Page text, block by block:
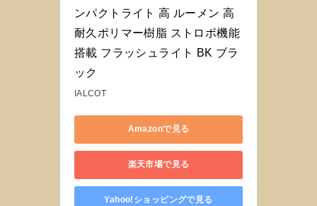
ンパクトライト 高 ルーメン 高
耐久ポリマー樹脂 ストロボ機能
搭載 フラッシュライト BK ブラ
ック
IALCOT
Amazonで見る
楽天市場で見る
Yahoo!ショッピングで見る